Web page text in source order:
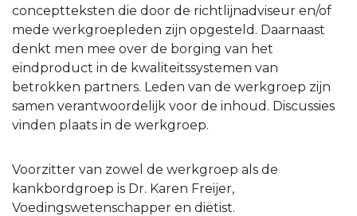
conceptteksten die door de richtlijnadviseur en/of
mede werkgroepleden zijn opgesteld. Daarnaast
denkt men mee over de borging van het
eindproduct in de kwaliteitssystemen van
betrokken partners. Leden van de werkgroep zijn
samen verantwoordelijk voor de inhoud. Discussies
vinden plaats in de werkgroep.
Voorzitter van zowel de werkgroep als de
kankbordgroep is Dr. Karen Freijer,
Voedingswetenschapper en diëtist.